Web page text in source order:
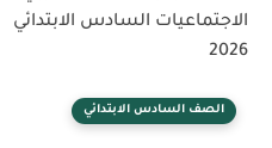
الاجتماعيات السادس الابتدائي
2026
الصف السادس الابتدائي